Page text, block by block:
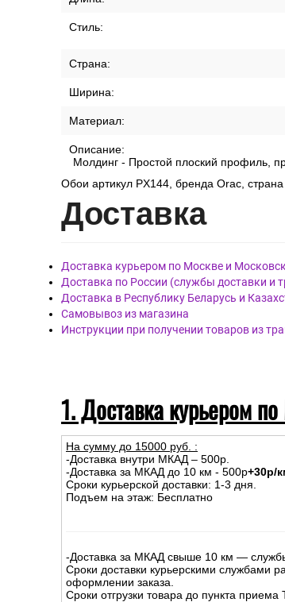
Стиль:
Страна:
Ширина:
Материал:
Описание:
Молдинг - Простой плоский профиль,
Обои артикул PX144, бренда Orac, страна
Доставка
Доставка курьером по Москве и
Доставка по России (службы доставки и
Доставка в Республику Беларусь и
Самовывоз из магазина
Инструкции при получении товаров из
1. Доставка курьером
На сумму до 15000 руб. :
-Доставка внутри МКАД – 500р.
-Доставка за МКАД до 10 км - 500р+30р/
Сроки курьерской доставки: 1-3 дня.
Подъем на этаж: Бесплатно
-Доставка за МКАД свыше 10 км —
Сроки доставки курьерскими службами
оформлении заказа.
Сроки отгрузки товара до пункта приема